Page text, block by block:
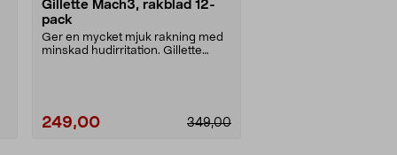
Gillette Mach3, rakblad 12-
pack
Ger en mycket mjuk rakning med
minskad hudirritation. Gillette
249,00 349,00